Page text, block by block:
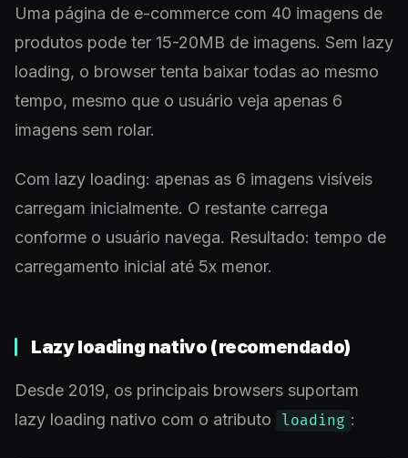
Uma página de e-commerce com 40 imagens de
produtos pode ter 15-20MB de imagens. Sem lazy
loading, o browser tenta baixar todas ao mesmo
tempo, mesmo que o usuário veja apenas 6
imagens sem rolar.
Com lazy loading: apenas as 6 imagens visíveis
carregam inicialmente. O restante carrega
conforme o usuário navega. Resultado: tempo de
carregamento inicial até 5x menor.
Lazy loading nativo (recomendado)
Desde 2019, os principais browsers suportam
lazy loading nativo com o atributo
loading :